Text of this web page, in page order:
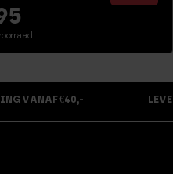
VANAF €40,-